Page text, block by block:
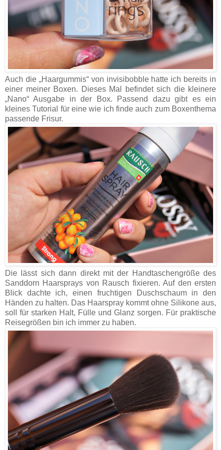
Auch die „Haargummis“ von invisibobble hatte ich bereits in
einer meiner Boxen. Dieses Mal befindet sich die kleinere
„Nano“ Ausgabe in der Box. Passend dazu gibt es ein
kleines Tutorial für eine wie ich finde auch zum Boxenthema
passende Frisur.
Die lässt sich dann direkt mit der Handtaschengröße des
Sanddorn Haarsprays von Rausch fixieren. Auf den ersten
Blick dachte ich, einen fruchtigen Duschschaum in den
Händen zu halten. Das Haarspray kommt ohne Silikone aus,
soll für starken Halt, Fülle und Glanz sorgen. Für praktische
Reisegrößen bin ich immer zu haben.